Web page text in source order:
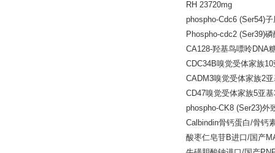
RH 23720mg
phospho-Cdc6 (Ser54)
Phospho-cdc2 (Ser39)
CA128-羟基鸟嘌呤DNA
CDC34B嗅觉受体家族
CADM3嗅觉受体家族2
CD47嗅觉受体家族5亚
phospho-CK8 (Ser23)外
Calbindin骨钙蛋白/骨钙
酸枣仁皂苷B进口/国产